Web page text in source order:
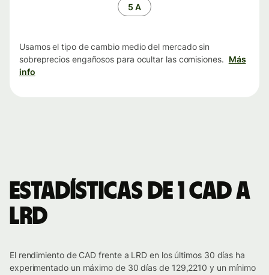
5 A
Usamos el tipo de cambio medio del mercado sin
sobreprecios engañosos para ocultar las comisiones. Más
info
Estadísticas de 1 CAD a
LRD
El rendimiento de CAD frente a LRD en los últimos 30 días ha
experimentado un máximo de 30 días de 129,2210 y un mínimo